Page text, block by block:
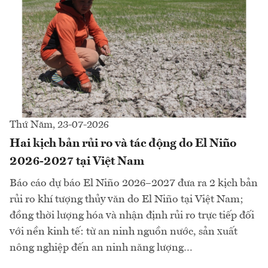
Thứ Năm, 23-07-2026
Hai kịch bản rủi ro và tác động do El Niño
2026-2027 tại Việt Nam
Báo cáo dự báo El Niño 2026–2027 đưa ra 2 kịch bản
rủi ro khí tượng thủy văn do El Niño tại Việt Nam;
đồng thời lượng hóa và nhận định rủi ro trực tiếp đối
với nền kinh tế: từ an ninh nguồn nước, sản xuất
nông nghiệp đến an ninh năng lượng…